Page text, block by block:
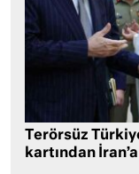
Terörsüz
kartından